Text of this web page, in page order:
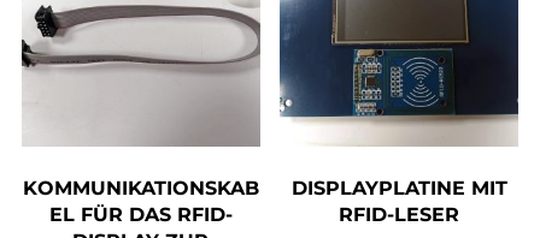
KOMMUNIKATIONSKAB
EL FÜR DAS RFID-
DISPLAYPLATINE MIT
RFID-LESER